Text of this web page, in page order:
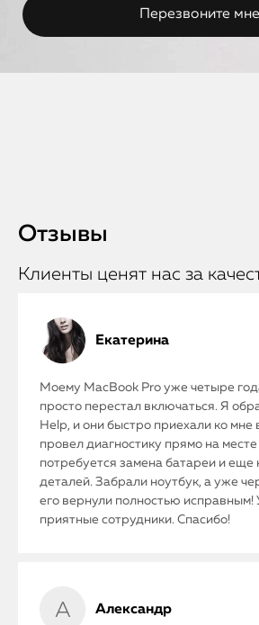
Отзывы
Клиенты ценят нас за
Екатерина
Моему MacBook Pro уже четыре
просто перестал включаться. Я
Help, и они быстро приехали ко мне
провел диагностику прямо на
потребуется замена батареи и еще
деталей. Забрали ноутбук, а уже
его вернули полностью исправным!
приятные сотрудники. Спасибо!
Александр